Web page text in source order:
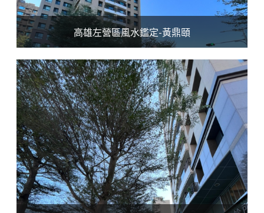
高雄左營區風水鑑定-黃鼎頤